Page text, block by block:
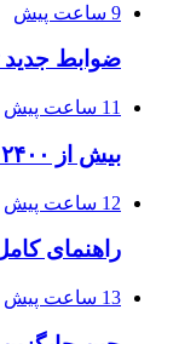
9 ساعت پیش
ضوابط
11 ساعت پیش
بیش از ۲۴۰۰ هکتار از تصرفات رودخانه‌ای آزاد شد
12 ساعت پیش
راهنمای کامل
13 ساعت پیش